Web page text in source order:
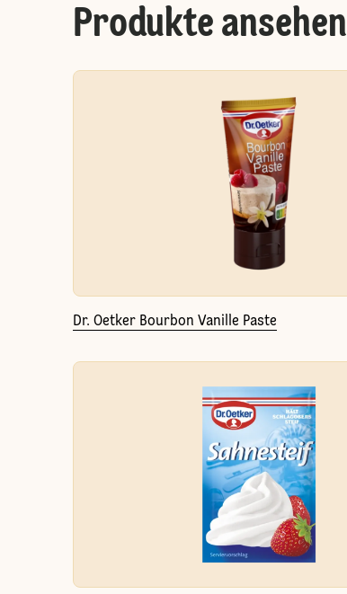
Produkte ansehen
Dr. Oetker Bourbon Vanille Paste